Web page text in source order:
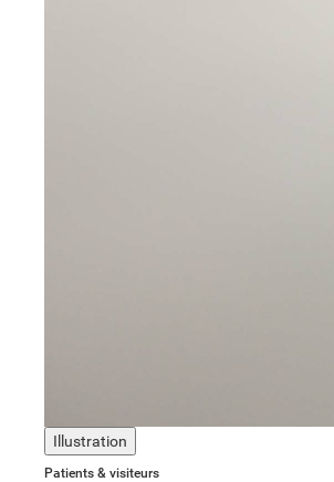
Illustration
Patients & visiteurs